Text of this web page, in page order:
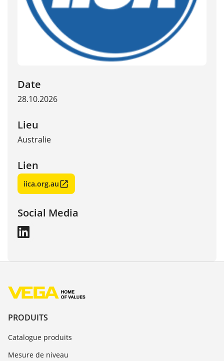
Date
28.10.2026
Lieu
Australie
Lien
iica.org.au
Social Media
PRODUITS
Catalogue produits
Mesure de niveau